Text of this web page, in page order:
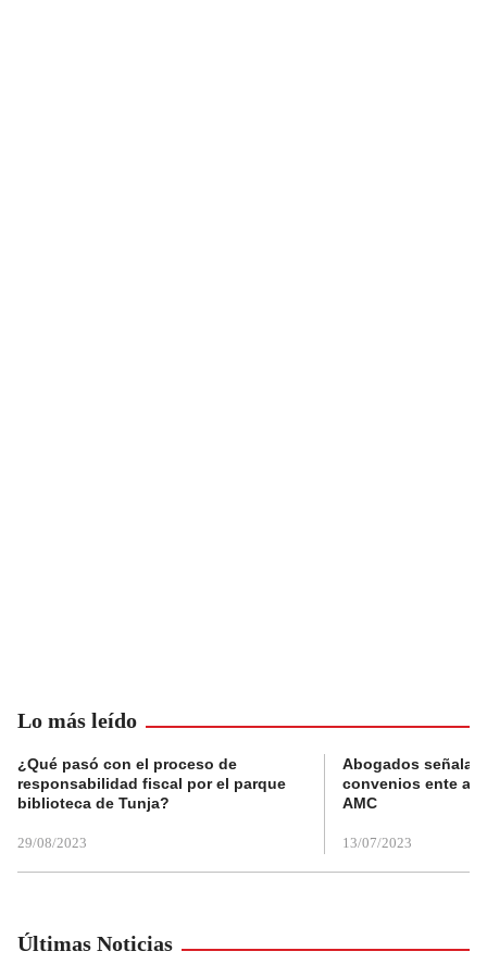
Lo más leído
¿Qué pasó con el proceso de
responsabilidad fiscal por el parque
biblioteca de Tunja?
29/08/2023
Abogados
convenios ente
AMC
13/07/2023
Últimas Noticias